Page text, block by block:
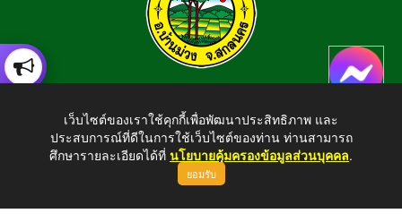
อำเภอบ้านม่วง จังหวัดสกลนคร สอบถามข้อมูลโทร 042-794924
E-mail : tambonmai275@gmail.com
เว็บไซต์ของเราใช้คุกกี้เพื่อพัฒนาประสิทธิภาพ และ
ประสบการณ์ที่ดีในการใช้เว็บไซต์ของท่าน ท่านสามารถ
ศึกษารายละเอียดได้ที่ นโยบายคุ้มครองข้อมูลส่วนบุคคล.
ยอมรับ